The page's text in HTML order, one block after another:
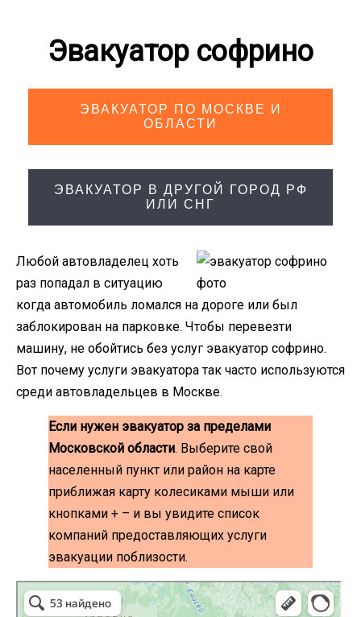
Эвакуатор софрино
ЭВАКУАТОР ПО МОСКВЕ И
ОБЛАСТИ
ЭВАКУАТОР В ДРУГОЙ ГОРОД РФ
ИЛИ СНГ
Любой автовладелец хоть
раз попадал в ситуацию
когда автомобиль ломался на дороге или был
заблокирован на парковке. Чтобы перевезти
машину, не обойтись без услуг эвакуатор софрино.
Вот почему услуги эвакуатора так часто используются
среди автовладельцев в Москве.
Если нужен эвакуатор за пределами
Московской области. Выберите свой
населенный пункт или район на карте
приближая карту колесиками мыши или
кнопками + – и вы увидите список
компаний предоставляющих услуги
эвакуации поблизости.
Волоколамск